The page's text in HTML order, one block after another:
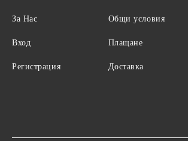
За Нас
Вход
Регистрация
Общи условия
Плащане
Доставка